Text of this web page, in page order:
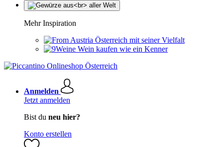
Mehr Inspiration
Österreich mit seiner Vielfalt
Wein kaufen wie ein Kenner
Anmelden
Jetzt anmelden
Bist du neu hier?
Konto erstellen